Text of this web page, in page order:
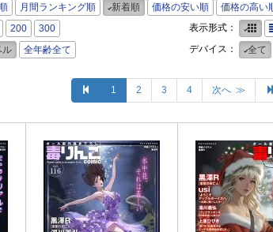
月間ランキング順 新着順 価格の安い順
価格の高い
200 300
表示形式：
ル 全年齢全て デバイス： 全て
1 2 3 4 次へ ≫